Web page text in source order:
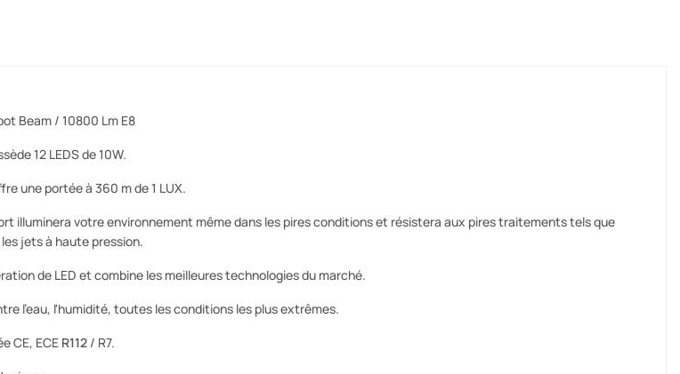
Beam / 10800 Lm E8
12 LEDS de 10W.
une portée à 360 m de 1 LUX.
illuminera votre environnement même dans les pires conditions et résistera aux pires traitements tels que
jets à haute pression.
de LED et combine les meilleures technologies du marché.
l'eau, l'humidité, toutes les conditions les plus extrêmes.
CE, ECE R112 / R7.